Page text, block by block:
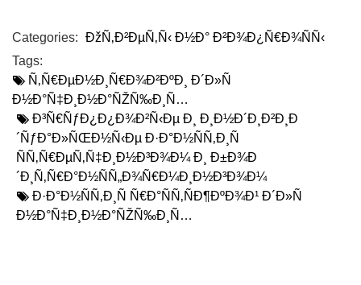
Categories: ÐžÑ‚Ð²ÐµÑ‚Ñ‹ Ð½Ð° Ð²Ð¾Ð¿Ñ€Ð¾ÑÑ‹
Tags:
Ñ‚Ñ€ÐµÐ½Ð¸Ñ€Ð¾Ð²ÐºÐ¸ Ð´Ð»Ñ
Ð½Ð°Ñ‡Ð¸Ð½Ð°ÑŽÑ‰Ð¸Ñ…
Ð³Ñ€ÑƒÐ¿Ð¿Ð¾Ð²Ñ‹Ðµ Ð¸ Ð¸Ð½Ð´Ð¸Ð²Ð¸Ð
´ÑƒÐ°Ð»ÑŒÐ½Ñ‹Ðµ Ð·Ð°Ð½ÑÑ‚Ð¸Ñ
ÑÑ‚Ñ€ÐµÑ‚Ñ‡Ð¸Ð½Ð³Ð¾Ð¼ Ð¸ Ð±Ð¾Ð
´Ð¸Ñ‚Ñ€Ð°Ð½ÑÑ„Ð¾Ñ€Ð¼Ð¸Ð½Ð³Ð¾Ð¼
Ð·Ð°Ð½ÑÑ‚Ð¸Ñ Ñ€Ð°ÑÑ‚ÑÐ¶ÐºÐ¾Ð¹ Ð´Ð»Ñ
Ð½Ð°Ñ‡Ð¸Ð½Ð°ÑŽÑ‰Ð¸Ñ…